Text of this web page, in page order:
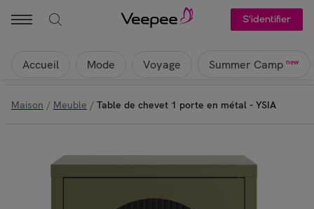
S'identifier
Accueil Mode Voyage Summer Camp new
Maison / Meuble / Table de chevet 1 porte en métal - YSIA